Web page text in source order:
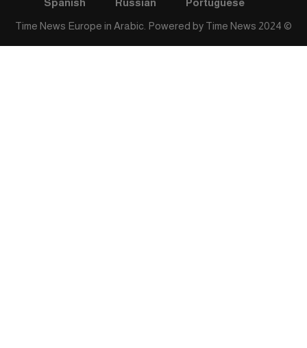
© 2024 Time News Europe in Arabic. Powered by
Time News